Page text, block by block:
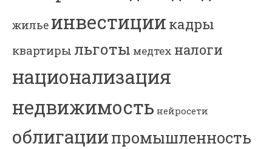
жилье инвестиции кадры
квартиры льготы медтех налоги
национализация
недвижимость нейросети
облигациипромышленность